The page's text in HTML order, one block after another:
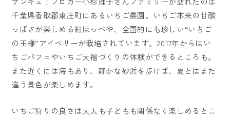
千葉県香取郡東庄町にあるいちご農園。いちご本来の甘酸
っぱさが楽しめる紅ほっぺや、全国的にも珍しい“いちご
の王様”アイベリーが栽培されています。2017年からはい
ちごパフェやいちご大福づくりの体験ができるところも。
また近くには海もあり、静かな砂浜を歩けば、夏とはまた
違う景色が楽しめます。
いちご狩りの良さは大人も子どもも関係なく楽しめるとこ